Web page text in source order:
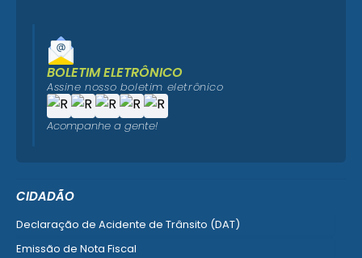
CIDADÃO
Declaração de Acidente de Trânsito (DAT)
Emissão de Nota Fiscal
BOLETIM ELETRÔNICO
Assine nosso boletim eletrônico
Acompanhe a gente!